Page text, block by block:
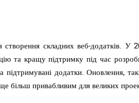
складних веб-додатків. У
та кращу підтримку під час
додатки. Оновлення,
більш привабливим для великих